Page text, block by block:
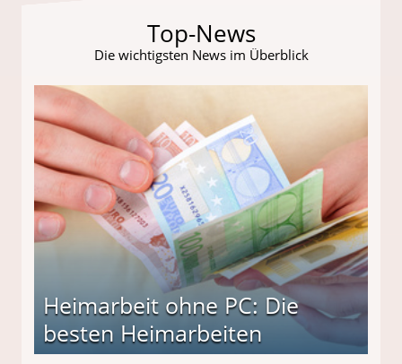
Top-News
Die wichtigsten News im Überblick
Heimarbeit ohne PC: Die
besten Heimarbeiten